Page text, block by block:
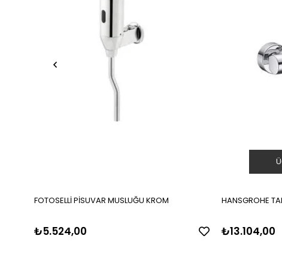
FOTOSELLİ PİSUVAR MUSLUĞU KROM
₺5.524,00
HANSGROHE
₺13.104,00